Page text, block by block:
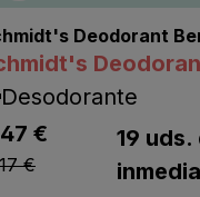
Deodorant
€
€
19